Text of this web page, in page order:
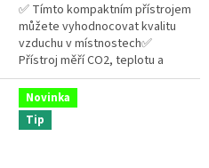
✅ Tímto kompaktním přístrojem
můžete vyhodnocovat kvalitu
vzduchu v místnostech✅
Přístroj měří CO2, teplotu a
relativní vlhkost✅ Široký rozsah
pro měření CO2: 400 až 9999
ppm
Novinka
Tip